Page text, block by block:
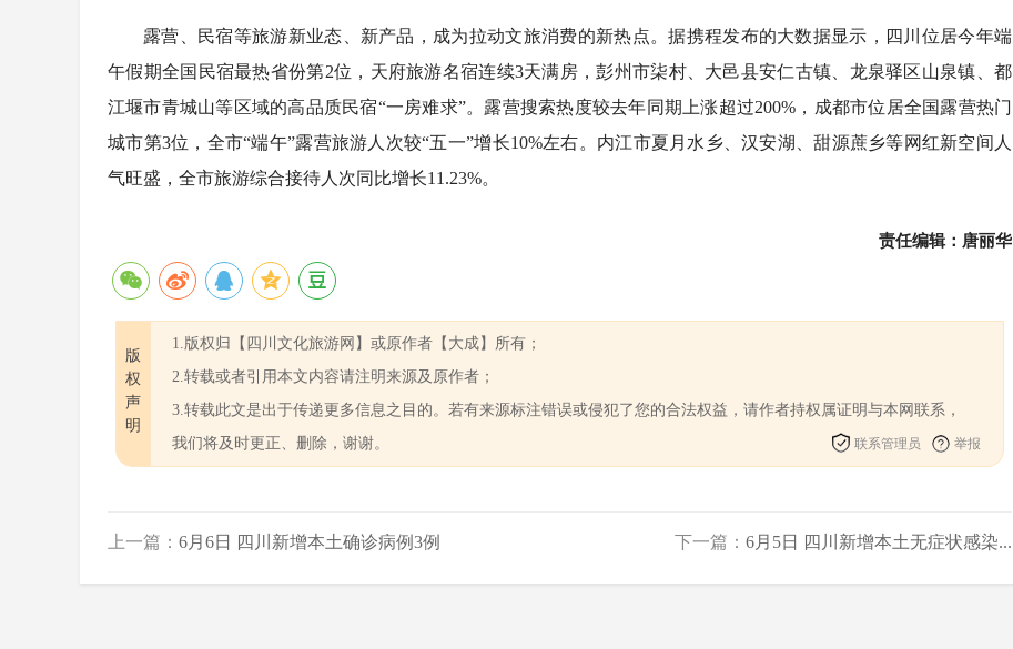
露营、民宿等旅游新业态、新产品，成为拉动文旅消费的新热点。据携程发布的大数据显示，四川位居今年端
午假期全国民宿最热省份第2位，天府旅游名宿连续3天满房，彭州市柒村、大邑县安仁古镇、龙泉驿区山泉镇、都
江堰市青城山等区域的高品质民宿“一房难求”。露营搜索热度较去年同期上涨超过200%，成都市位居全国露营热门
城市第3位，全市“端午”露营旅游人次较“五一”增长10%左右。内江市夏月水乡、汉安湖、甜源蔗乡等网红新空间人
气旺盛，全市旅游综合接待人次同比增长11.23%。
责任编辑：唐丽华
版
权
声
明
1.版权归【四川文化旅游网】或原作者【大成】所有；
2.转载或者引用本文内容请注明来源及原作者；
3.转载此文是出于传递更多信息之目的。若有来源标注错误或侵犯了您的合法权益，请作者持权属证明与本网联系，
我们将及时更正、删除，谢谢。
联系管理员 举报
上一篇： 6月6日 四川新增本土确诊病例3例 下一篇： 6月5日 四川新增本土无症状感染...